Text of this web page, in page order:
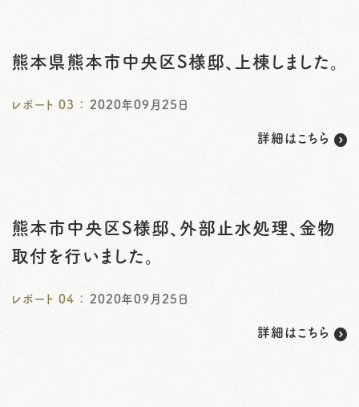
熊本県熊本市中央区S様邸、上棟しました。
レポート 03 ： 2020年09月25日
詳細はこちら
熊本市中央区S様邸、外部止水処理、金物
取付を行いました。
レポート 04 ： 2020年09月25日
詳細はこちら